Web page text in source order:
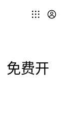
免费开